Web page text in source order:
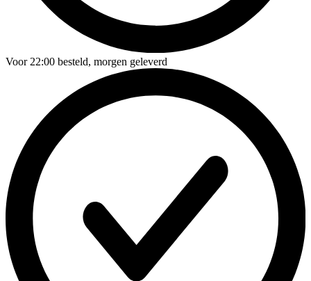
Voor22:00 besteld, morgen geleverd